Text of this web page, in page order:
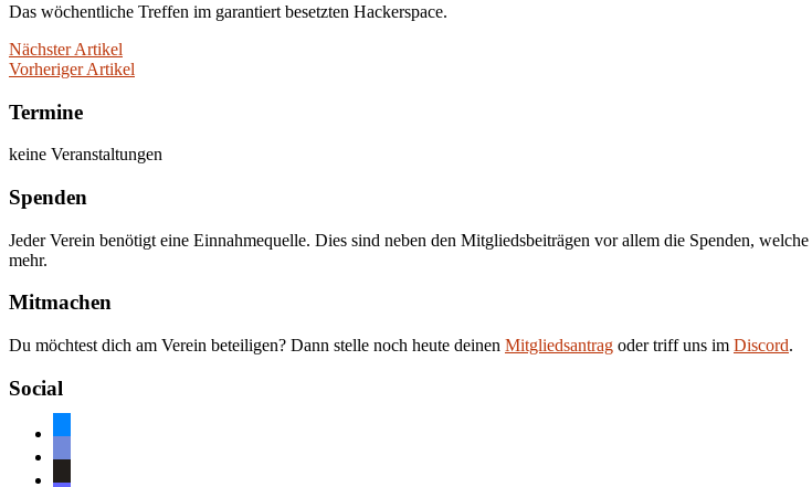
Das wöchentliche Treffen im garantiert besetzten Hackerspace.
Nächster Artikel
Vorheriger Artikel
Termine
keine Veranstaltungen
Spenden
Jeder Verein benötigt eine Einnahmequelle. Dies sind neben den Mitgliedsbeiträgen vor allem die Spenden,
mehr.
Mitmachen
Du möchtest dich am Verein beteiligen? Dann stelle noch heute deinen Mitgliedsantrag oder triff uns im Discord.
Social